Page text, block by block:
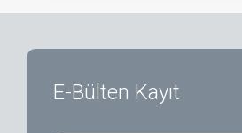
E-Bülten Kayıt